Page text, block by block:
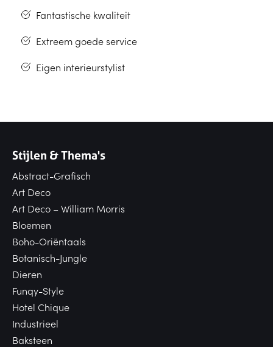
Fantastische kwaliteit
Extreem goede service
Eigen interieurstylist
Stijlen & Thema's
Abstract-Grafisch
Art Deco
Art Deco – William Morris
Bloemen
Boho-Oriëntaals
Botanisch-Jungle
Dieren
Funqy-Style
Hotel Chique
Industrieel
Baksteen